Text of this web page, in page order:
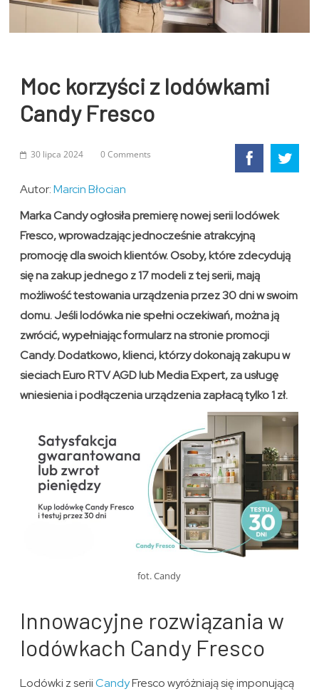
Moc korzyści z lodówkami
Candy Fresco
30 lipca 2024 0 Comments
Autor:Marcin Błocian
Marka Candy ogłosiła premierę nowej serii lodówek
Fresco, wprowadzając jednocześnie atrakcyjną
promocję dla swoich klientów. Osoby, które zdecydują
się na zakup jednego z 17 modeli z tej serii, mają
możliwość testowania urządzenia przez 30 dni w swoim
domu. Jeśli lodówka nie spełni oczekiwań, można ją
zwrócić, wypełniając formularz na stronie promocji
Candy. Dodatkowo, klienci, którzy dokonają zakupu w
sieciach Euro RTV AGD lub Media Expert, za usługę
wniesienia i podłączenia urządzenia zapłacą tylko 1 zł.
fot. Candy
Innowacyjne rozwiązania w
lodówkach Candy Fresco
Lodówki z seriiCandyFresco wyróżniają się imponującą